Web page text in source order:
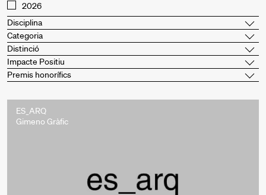
2026
Disciplina
Categoria
Distinció
Impacte Positiu
Premis honorífics
ES_ARQ
Gimeno Gràfic